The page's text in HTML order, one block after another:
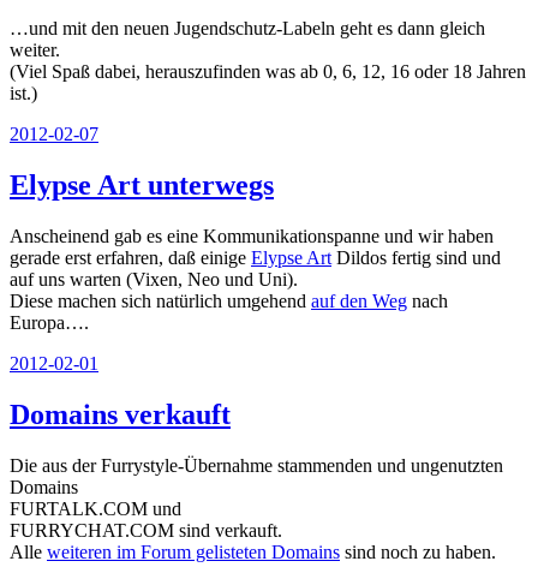
…und mit den neuen Jugendschutz-Labeln geht es dann gleich
weiter.
(Viel Spaß dabei, herauszufinden was ab 0, 6, 12, 16 oder 18 Jahren
ist.)
Veröffentlicht
2012-02-07
Elypse Art unterwegs
Anscheinend gab es eine Kommunikationspanne und wir haben
gerade erst erfahren, daß einige Elypse Art Dildos fertig sind und
auf uns warten (Vixen, Neo und Uni).
Diese machen sich natürlich umgehend auf den Weg nach
Europa….
Veröffentlicht
2012-02-01
Domains verkauft
Die aus der Furrystyle-Übernahme stammenden und ungenutzten
Domains
FURTALK.COM und
FURRYCHAT.COM sind verkauft.
Alle weiteren im Forum gelisteten Domains sind noch zu haben.